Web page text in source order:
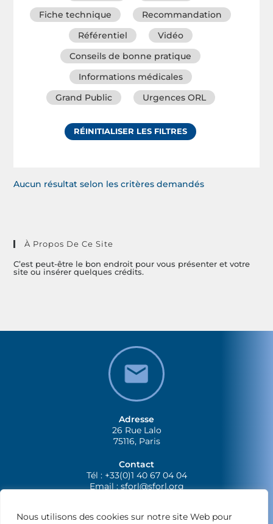
Nous utilisons des cookies sur notre site Web pour
Fiche technique
Recommandation
Référentiel
Vidéo
Conseils de bonne pratique
Informations médicales
Grand Public
Urgences ORL
RÉINITIALISER LES FILTRES
Aucun résultat selon les critères demandés
À Propos De Ce Site
C’est peut-être le bon endroit pour vous présenter et votre
site ou insérer quelques crédits.
Adresse
26 Rue Lalo
75116, Paris
Contact
Tél : +33(0)1 40 67 04 04
Email :sforl@sforl.org